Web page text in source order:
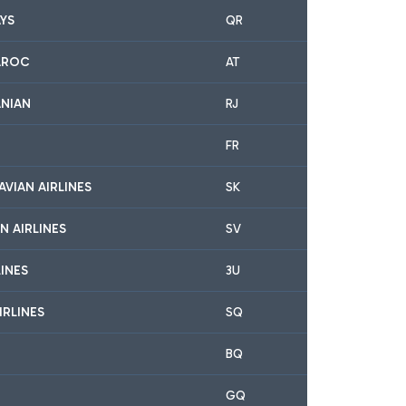
QR
AT
RJ
FR
AIRLINES SK
AIRLINES SV
3U
SQ
BQ
GQ